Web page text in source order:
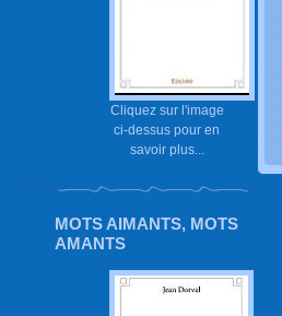
Cliquez sur l'image
ci-dessus pour en
savoir plus...
MOTS AIMANTS, MOTS
AMANTS